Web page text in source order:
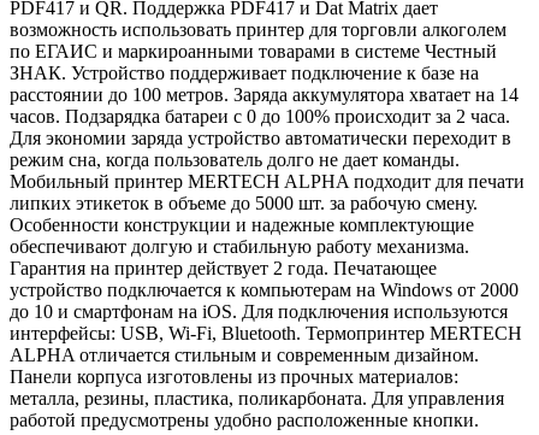
PDF417 и QR. Поддержка PDF417 и Dat Matrix дает
возможность использовать принтер для торговли алкоголем
по ЕГАИС и маркироанными товарами в системе Честный
ЗНАК. Устройство поддерживает подключение к базе на
расстоянии до 100 метров. Заряда аккумулятора хватает на 14
часов. Подзарядка батареи с 0 до 100% происходит за 2 часа.
Для экономии заряда устройство автоматически переходит в
режим сна, когда пользователь долго не дает команды.
Мобильный принтер MERTECH ALPHA подходит для печати
липких этикеток в объеме до 5000 шт. за рабочую смену.
Особенности конструкции и надежные комплектующие
обеспечивают долгую и стабильную работу механизма.
Гарантия на принтер действует 2 года. Печатающее
устройство подключается к компьютерам на Windows от 2000
до 10 и смартфонам на iOS. Для подключения используются
интерфейсы: USB, Wi-Fi, Bluetooth. Термопринтер MERTECH
ALPHA отличается стильным и современным дизайном.
Панели корпуса изготовлены из прочных материалов:
металла, резины, пластика, поликарбоната. Для управления
работой предусмотрены удобно расположенные кнопки.